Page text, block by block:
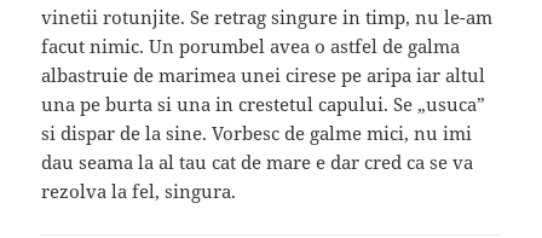
vinetii rotunjite. Se retrag singure in timp, nu le-am
facut nimic. Un porumbel avea o astfel de galma
albastruie de marimea unei cirese pe aripa iar altul
una pe burta si una in crestetul capului. Se „usuca”
si dispar de la sine. Vorbesc de galme mici, nu imi
dau seama la al tau cat de mare e dar cred ca se va
rezolva la fel, singura.